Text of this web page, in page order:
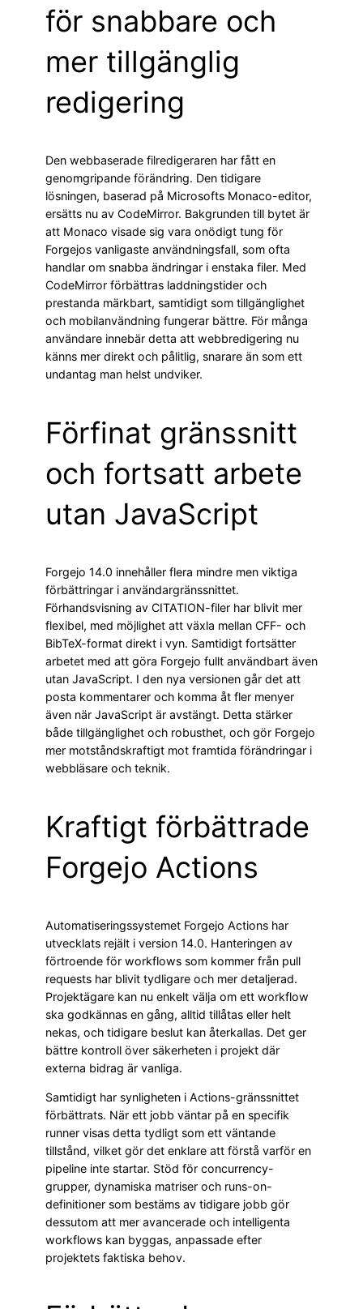
för snabbare och
mer tillgänglig
redigering
Den webbaserade filredigeraren har fått en
genomgripande förändring. Den tidigare
lösningen, baserad på Microsofts Monaco-editor,
ersätts nu av CodeMirror. Bakgrunden till bytet är
att Monaco visade sig vara onödigt tung för
Forgejos vanligaste användningsfall, som ofta
handlar om snabba ändringar i enstaka filer. Med
CodeMirror förbättras laddningstider och
prestanda märkbart, samtidigt som tillgänglighet
och mobilanvändning fungerar bättre. För många
användare innebär detta att webbredigering nu
känns mer direkt och pålitlig, snarare än som ett
undantag man helst undviker.
Förfinat gränssnitt
och fortsatt arbete
utan JavaScript
Forgejo 14.0 innehåller flera mindre men viktiga
förbättringar i användargränssnittet.
Förhandsvisning av CITATION-filer har blivit mer
flexibel, med möjlighet att växla mellan CFF- och
BibTeX-format direkt i vyn. Samtidigt fortsätter
arbetet med att göra Forgejo fullt användbart även
utan JavaScript. I den nya versionen går det att
posta kommentarer och komma åt fler menyer
även när JavaScript är avstängt. Detta stärker
både tillgänglighet och robusthet, och gör Forgejo
mer motståndskraftigt mot framtida förändringar i
webbläsare och teknik.
Kraftigt förbättrade
Forgejo Actions
Automatiseringssystemet Forgejo Actions har
utvecklats rejält i version 14.0. Hanteringen av
förtroende för workflows som kommer från pull
requests har blivit tydligare och mer detaljerad.
Projektägare kan nu enkelt välja om ett workflow
ska godkännas en gång, alltid tillåtas eller helt
nekas, och tidigare beslut kan återkallas. Det ger
bättre kontroll över säkerheten i projekt där
externa bidrag är vanliga.
Samtidigt har synligheten i Actions-gränssnittet
förbättrats. När ett jobb väntar på en specifik
runner visas detta tydligt som ett väntande
tillstånd, vilket gör det enklare att förstå varför en
pipeline inte startar. Stöd för concurrency-
grupper, dynamiska matriser och runs-on-
definitioner som bestäms av tidigare jobb gör
dessutom att mer avancerade och intelligenta
workflows kan byggas, anpassade efter
projektets faktiska behov.